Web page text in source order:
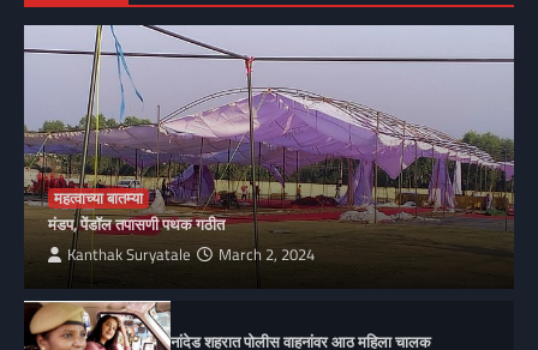
महत्वाच्या बातम्या
मंडप, पेंडॉल तपासणी पथक गठीत
Kanthak Suryatale March 2, 2024
नांदेड शहरात पोलीस वाहनांवर आठ महिला चालक